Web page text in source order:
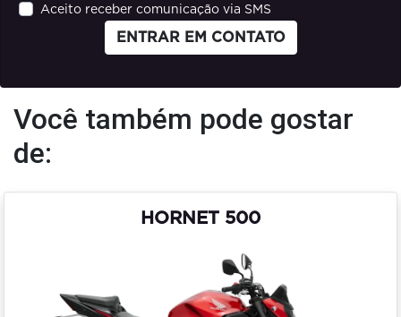
Aceito receber comunicação via SMS
ENTRAR EM CONTATO
Você também pode gostar
de:
HORNET 500